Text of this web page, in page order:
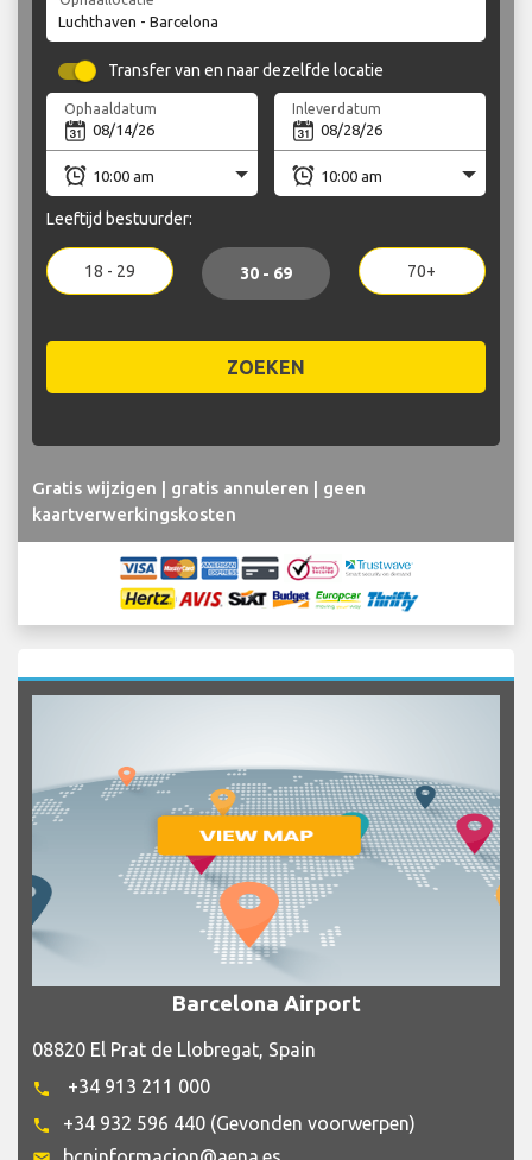
Transfer van en naar dezelfde locatie
Ophaaldatum Inleverdatum
Leeftijd bestuurder:
18 - 29 30 - 69 70+
ZOEKEN
Gratis wijzigen | gratis annuleren | geen
kaartverwerkingskosten
Barcelona Airport
08820 El Prat de Llobregat, Spain
phone +34 913 211 000
phone +34 932 596 440 (Gevonden voorwerpen)